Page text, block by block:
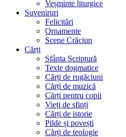
Veșminte liturgice
Suveniruri
Felicitări
Ornamente
Scene Crăciun
Cărți
Sfânta Scriptură
Texte dogmatice
Cărți de rugăciuni
Cărți de muzică
Cărți pentru copii
Vieți de sfinți
Cărți de istorie
Pilde și povești
Cărți de teologie